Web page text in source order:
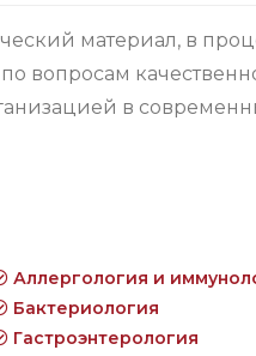
материал, в
вопросам
в
Аллергология и
Бактериология
Гастроэнтерология